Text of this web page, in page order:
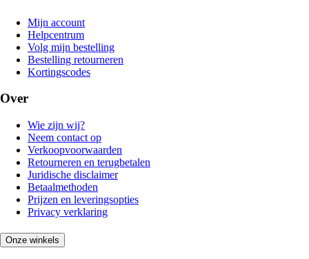
Mijn account
Helpcentrum
Volg mijn bestelling
Bestelling retourneren
Kortingscodes
Over
Wie zijn wij?
Neem contact op
Verkoopvoorwaarden
Retourneren en terugbetalen
Juridische disclaimer
Betaalmethoden
Prijzen en leveringsopties
Privacy verklaring
Onze winkels